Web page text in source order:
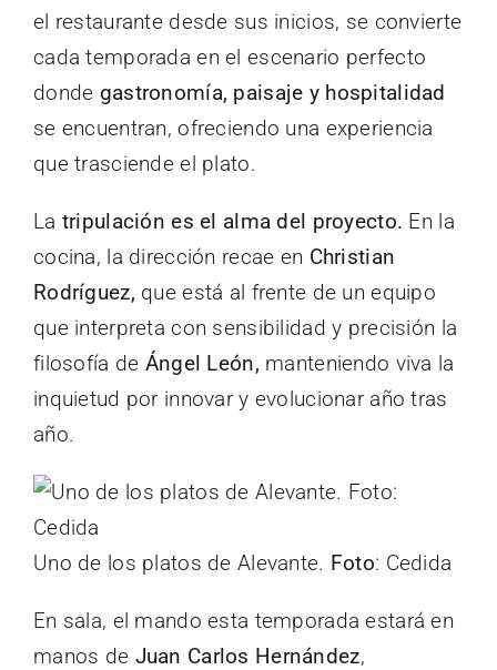
el restaurante desde sus inicios, se convierte
cada temporada en el escenario perfecto
donde gastronomía, paisaje y hospitalidad
se encuentran, ofreciendo una experiencia
que trasciende el plato.
La tripulación es el alma del proyecto. En la
cocina, la dirección recae en Christian
Rodríguez, que está al frente de un equipo
que interpreta con sensibilidad y precisión la
filosofía de Ángel León, manteniendo viva la
inquietud por innovar y evolucionar año tras
año.
Uno de los platos de Alevante. Foto: Cedida
En sala, el mando esta temporada estará en
manos de Juan Carlos Hernández,